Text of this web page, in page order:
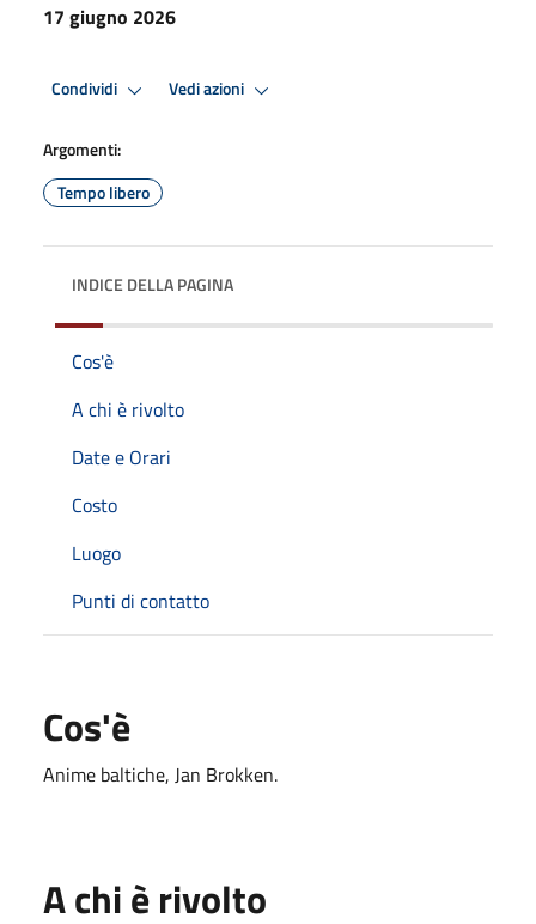
17 giugno 2026
Condividi Vedi azioni
Argomenti:
Tempo libero
INDICE DELLA PAGINA
Cos'è
A chi è rivolto
Date e Orari
Costo
Luogo
Punti di contatto
Cos'è
Anime baltiche, Jan Brokken.
A chi è rivolto